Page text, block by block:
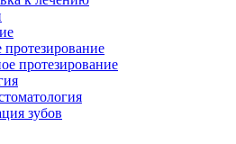
протезирование
зубов